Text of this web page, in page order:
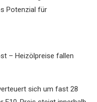
Potenzial für
– Heizölpreise fallen
sich um fast 28